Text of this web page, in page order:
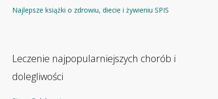
Najlepsze książki o zdrowiu, diecie i żywieniu SPIS
Leczenie najpopularniejszych chorób i
dolegliwości